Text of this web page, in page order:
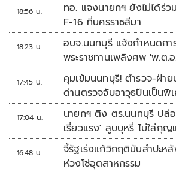
18:56 น.
ทอ. แจงนายกฯ ยังไม่ได้ร่ว
F-16 ที่นครราชสีมา
18:23 น.
อบจ.นนทบุรี แจ้งกำหนดก
พระราชทานเพลิงศพ 'พ.ต.
ประเสริฐ'
17:45 น.
คุมเข้มนนทบุรี! ตำรวจ-ฝ่า
ด่านตรวจจับอาวุธปืนเป็นพิ
17:04 น.
นายกฯ ติง ตร.นนทบุรี ปล่
เรี่ยวแรง' สูบบุหรี่ ไม่ใส่กุญ
16:48 น.
จี้รัฐเร่งแก้วิกฤติมันสำปะห
ห่วงโซ่อุตสาหกรรม